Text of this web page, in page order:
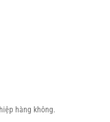
hàng không.